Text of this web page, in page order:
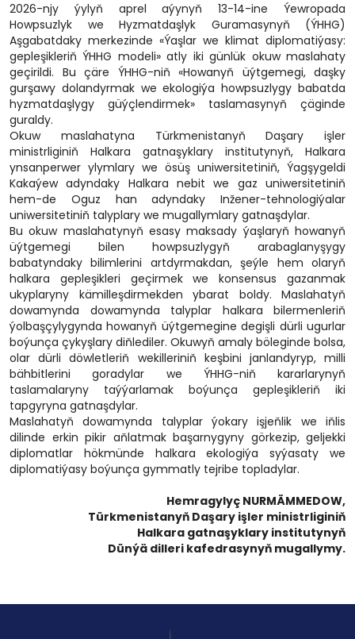
2026-njy ýylyň aprel aýynyň 13-14-ine Ýewropada
Howpsuzlyk we Hyzmatdaşlyk Guramasynyň (ÝHHG)
Aşgabatdaky merkezinde «Ýaşlar we klimat diplomatiýasy:
gepleşikleriň ÝHHG modeli» atly iki günlük okuw maslahaty
geçirildi. Bu çäre ÝHHG-niň «Howanyň üýtgemegi, daşky
gurşawy dolandyrmak we ekologiýa howpsuzlygy babatda
hyzmatdaşlygy güýçlendirmek» taslamasynyň çäginde
guraldy.
Okuw maslahatyna Türkmenistanyň Daşary işler
ministrliginiň Halkara gatnaşyklary institutynyň, Halkara
ynsanperwer ylymlary we ösüş uniwersitetiniň, Ýagşygeldi
Kakaýew adyndaky Halkara nebit we gaz uniwersitetiniň
hem-de Oguz han adyndaky Inžener-tehnologiýalar
uniwersitetiniň talyplary we mugallymlary gatnaşdylar.
Bu okuw maslahatynyň esasy maksady ýaşlaryň howanyň
üýtgemegi bilen howpsuzlygyň arabaglanyşygy
babatyndaky bilimlerini artdyrmakdan, şeýle hem olaryň
halkara gepleşikleri geçirmek we konsensus gazanmak
ukyplaryny kämilleşdirmekden ybarat boldy. Maslahatyň
dowamynda dowamynda talyplar halkara bilermenleriň
ýolbaşçylygynda howanyň üýtgemegine degişli dürli ugurlar
boýunça çykyşlary diňlediler. Okuwyň amaly böleginde bolsa,
olar dürli döwletleriň wekilleriniň keşbini janlandyryp, milli
bähbitlerini goradylar we ÝHHG-niň kararlarynyň
taslamalaryny taýýarlamak boýunça gepleşikleriň iki
tapgyryna gatnaşdylar.
Maslahatyň dowamynda talyplar ýokary işjeňlik we iňlis
dilinde erkin pikir aňlatmak başarnygyny görkezip, geljekki
diplomatlar hökmünde halkara ekologiýa syýasaty we
diplomatiýasy boýunça gymmatly tejribe topladylar.
Hemragylyç NURMÄMMEDOW,
Türkmenistanyň Daşary işler ministrliginiň
Halkara gatnaşyklary institutynyň
Dünýä dilleri kafedrasynyň mugallymy.